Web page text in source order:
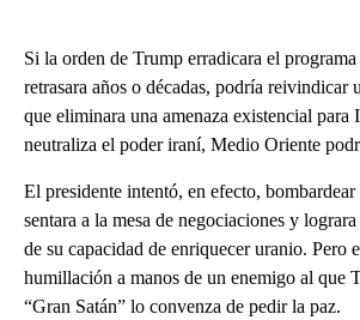
Si la orden de Trump erradicara el
retrasara años o décadas, podría reivindicar
que eliminara una amenaza existencial para
neutraliza el poder iraní, Medio Oriente
El presidente intentó, en efecto, bombardear
sentara a la mesa de negociaciones y
de su capacidad de enriquecer uranio. Pero
humillación a manos de un enemigo al que
“Gran Satán” lo convenza de pedir la paz.